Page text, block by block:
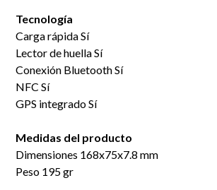
Tecnología
Carga rápida Sí
Lector de huella Sí
Conexión Bluetooth Sí
NFC Sí
GPS integrado Sí
Medidas del producto
Dimensiones 168x75x7.8 mm
Peso 195 gr